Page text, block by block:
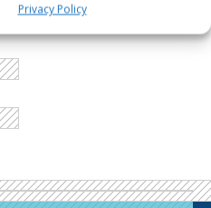
Privacy Policy